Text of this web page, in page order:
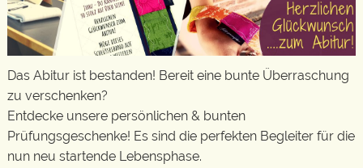
Das Abitur ist bestanden! Bereit eine bunte Überraschung
zu verschenken?
Entdecke unsere persönlichen & bunten
Prüfungsgeschenke! Es sind die perfekten Begleiter für die
nun neu startende Lebensphase.